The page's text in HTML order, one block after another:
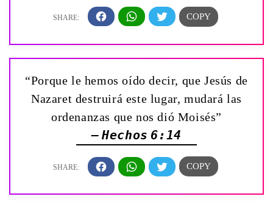
“Porque le hemos oído decir, que Jesús de
Nazaret destruirá este lugar, mudará las
ordenanzas que nos dió Moisés”
— Hechos 6:14